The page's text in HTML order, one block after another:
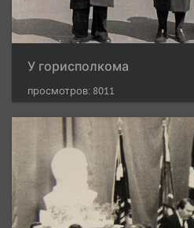
У горисполкома
просмотров: 8011